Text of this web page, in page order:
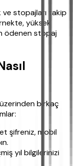
ve stopajları takip
yüksek
ödenen stopaj
üzerinden birkaç
şifreniz, mobil
yıl bilgilerinizi